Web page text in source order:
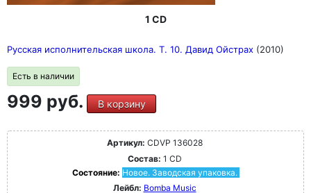
1 CD
Русская исполнительская школа. Т. 10. Давид Ойстрах (2010)
Есть в наличии
999 руб. В корзину
Артикул: CDVP 136028
Состав: 1 CD
Состояние: Новое. Заводская упаковка.
Лейбл: Bomba Music